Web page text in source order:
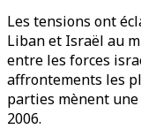
Les tensions ont
Liban et Israël au
entre les forces
affrontements les
parties mènent
2006.